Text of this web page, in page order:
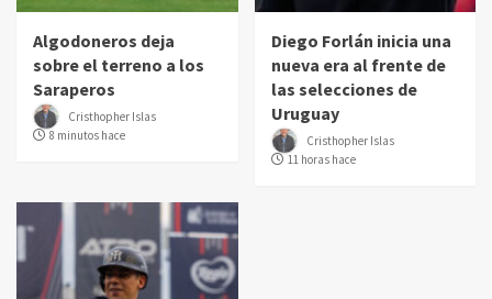
Algodoneros deja
sobre el terreno a los
Saraperos
Cristhopher Islas
8 minutos hace
Diego Forlán inicia una
nueva era al frente de
las selecciones de
Uruguay
Cristhopher Islas
11 horas hace